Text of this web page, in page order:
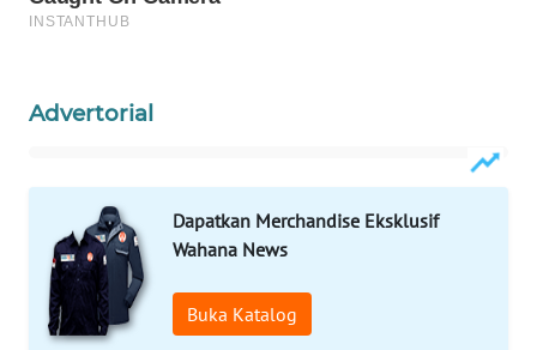
Advertorial
Dapatkan Merchandise Eksklusif
Wahana News
Buka Katalog
NEWS
ADVOKAT
WAHANA
INFRASTRUKTUR
WAHANA